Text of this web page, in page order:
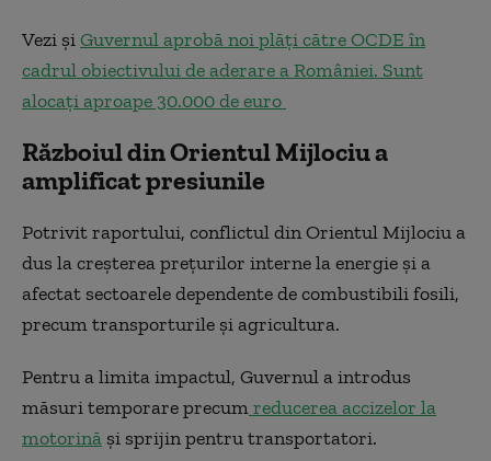
Vezi șiGuvernul aprobă noi plăți către OCDE în
cadrul obiectivului de aderare a României. Sunt
alocați aproape 30.000 de euro
Războiul din Orientul Mijlociu a
amplificat presiunile
Potrivit raportului, conflictul din Orientul Mijlociu a
dus la creșterea prețurilor interne la energie și a
afectat sectoarele dependente de combustibili fosili,
precum transporturile și agricultura.
Pentru a limita impactul, Guvernul a introdus
măsuri temporare precumreducerea accizelor la
motorină și sprijin pentru transportatori.